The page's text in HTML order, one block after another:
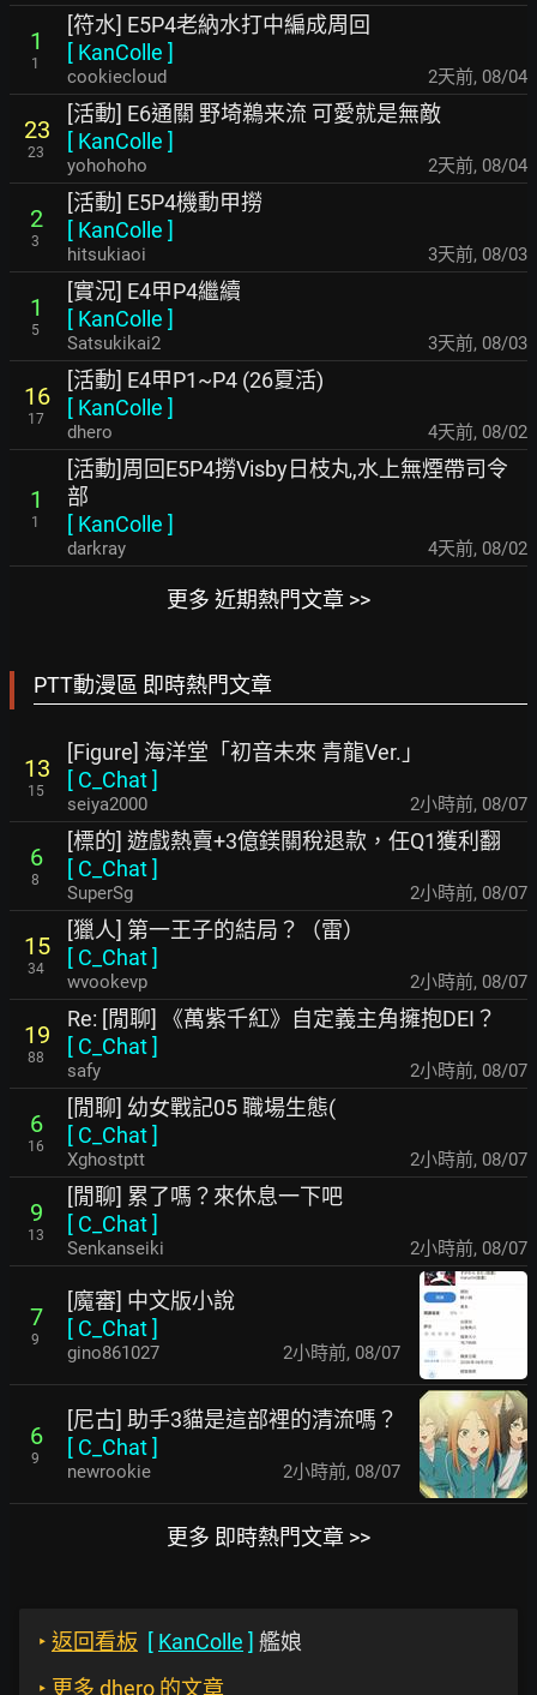
1
1
[符水] E5P4老納水打中編成周回
[ KanColle ]
cookiecloud 2天前, 08/04
23
23
[活動] E6通關 野埼鵜来流 可愛就是無敵
[ KanColle ]
yohohoho 2天前, 08/04
2
3
[活動] E5P4機動甲撈
[ KanColle ]
hitsukiaoi 3天前, 08/03
1
5
[實況] E4甲P4繼續
[ KanColle ]
Satsukikai2 3天前, 08/03
16
17
[活動] E4甲P1~P4 (26夏活)
[ KanColle ]
dhero 4天前, 08/02
1
1
[活動]周回E5P4撈Visby日枝丸,水上無煙帶司令
部
[ KanColle ]
darkray 4天前, 08/02
更多 近期熱門文章 >>
PTT動漫區 即時熱門文章
13
15
[Figure] 海洋堂「初音未來 青龍Ver.」
[ C_Chat]
seiya2000 2小時前, 08/07
6
8
[標的] 遊戲熱賣+3億鎂關稅退款，任Q1獲利翻
[ C_Chat]
SuperSg 2小時前, 08/07
15
34
[獵人] 第一王子的結局？（雷）
[ C_Chat]
wvookevp 2小時前, 08/07
19
88
Re: [閒聊] 《萬紫千紅》自定義主角擁抱DEI？
[ C_Chat]
safy 2小時前, 08/07
6
16
[閒聊] 幼女戰記05 職場生態(
[ C_Chat]
Xghostptt 2小時前, 08/07
9
13
[閒聊] 累了嗎？來休息一下吧
[ C_Chat]
Senkanseiki 2小時前, 08/07
7
9
[魔審] 中文版小說
[ C_Chat]
gino861027 2小時前, 08/07
6
9
[尼古] 助手3貓是這部裡的清流嗎？
[ C_Chat]
newrookie 2小時前, 08/07
更多 即時熱門文章 >>
‣ 返回看板 [ KanColle ] 艦娘
‣ 更多 dhero 的文章